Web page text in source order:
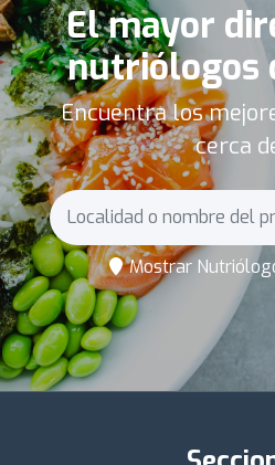
El mayor
nutriólogos
Encuentra los
cerca
Mostrar